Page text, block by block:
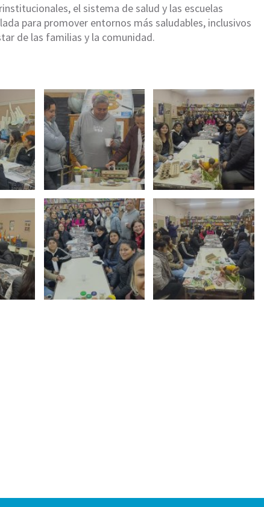
el sistema de salud y las escuelas
para promover entornos más saludables, inclusivos
de las familias y la comunidad.